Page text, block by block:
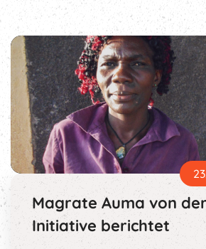
Magrate Auma von
Initiative berichtet